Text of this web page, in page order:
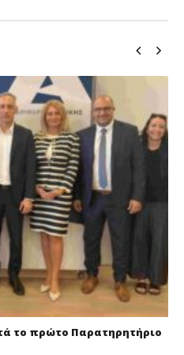
το πρώτο Παρατηρητήριο